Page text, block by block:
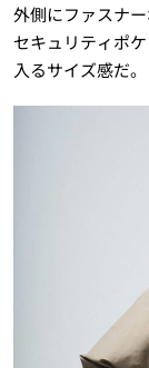
外側にファスナ
セキュリティポ
入るサイズ感だ。